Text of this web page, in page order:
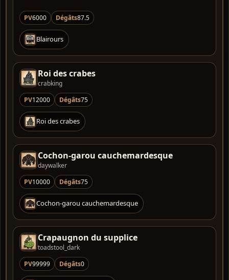
PV6000 Dégâts87.5
Blairours
Roi des crabes
crabking
PV12000 Dégâts75
Roi des crabes
Cochon-garou cauchemardesque
daywalker
PV10000 Dégâts75
Cochon-garou cauchemardesque
Crapaugnon du supplice
toadstool_dark
PV99999 Dégâts0